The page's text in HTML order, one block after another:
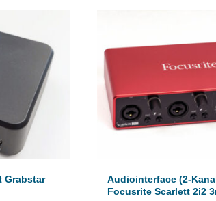
Grabstar
Audiointerface (2-
Focusrite Scarlett 2i2